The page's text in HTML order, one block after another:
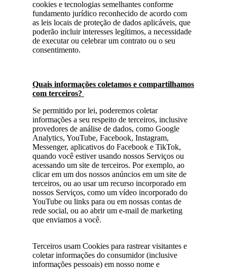
cookies e tecnologias semelhantes conforme
fundamento jurídico reconhecido de acordo com
as leis locais de proteção de dados aplicáveis, que
poderão incluir interesses legítimos, a necessidade
de executar ou celebrar um contrato ou o seu
consentimento.
Quais informações coletamos e compartilhamos
com terceiros?
Se permitido por lei, poderemos coletar
informações a seu respeito de terceiros, inclusive
provedores de análise de dados, como Google
Analytics, YouTube, Facebook, Instagram,
Messenger, aplicativos do Facebook e TikTok,
quando você estiver usando nossos Serviços ou
acessando um site de terceiros. Por exemplo, ao
clicar em um dos nossos anúncios em um site de
terceiros, ou ao usar um recurso incorporado em
nossos Serviços, como um vídeo incorporado do
YouTube ou links para ou em nossas contas de
rede social, ou ao abrir um e-mail de marketing
que enviamos a você.
Terceiros usam Cookies para rastrear visitantes e
coletar informações do consumidor (inclusive
informações pessoais) em nosso nome e